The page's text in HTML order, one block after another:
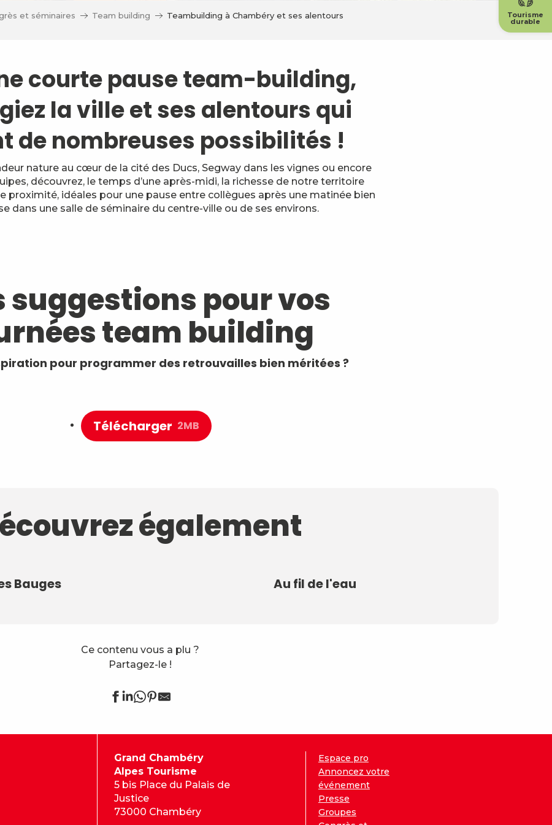
Tourisme
durable
et séminaires Team building Teambuilding à Chambéry et ses alentours
courte pause team-building,
la ville et ses alentours qui
de nombreuses possibilités !
nature au cœur de la cité des Ducs, Segway dans les vignes ou encore
découvrez, le temps d’une après-midi, la richesse de notre territoire
proximité, idéales pour une pause entre collègues après une matinée bien
dans une salle de séminaire du centre-ville ou de ses environs.
suggestions pour vos
team building
pour programmer des retrouvailles bien méritées ?
Télécharger 2MB
également
Bauges Au fil de l'eau
Ce contenu vous a plu ?
Partagez-le !
Grand Chambéry
Alpes Tourisme
5 bis Place du Palais de
Justice
73000 Chambéry
Espace pro
Annoncez votre
événement
Presse
Groupes